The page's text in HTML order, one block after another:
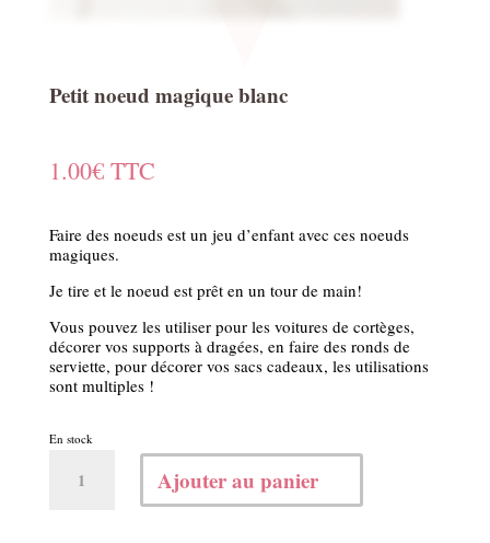
Petit noeud magique blanc
1.00€ TTC
Faire des noeuds est un jeu d’enfant avec ces noeuds
magiques.
Je tire et le noeud est prêt en un tour de main!
Vous pouvez les utiliser pour les voitures de cortèges,
décorer vos supports à dragées, en faire des ronds de
serviette, pour décorer vos sacs cadeaux, les utilisations
sont multiples !
En stock
Ajouter au panier